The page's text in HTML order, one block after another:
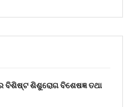
ବିଶିଷ୍ଟ ଶିଶୁରୋଗ ବିଶେଷଜ୍ଞ ତଥା